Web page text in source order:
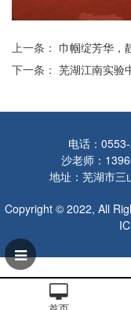
上一条： 巾帼绽芳华，
下一条： 芜湖江南实验
电话：
沙老师：
地址：芜湖市三
Copyright © 2022, All